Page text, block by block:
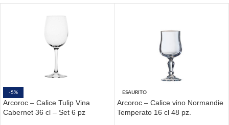
-5%
Arcoroc – Calice Tulip Vina
Cabernet 36 cl – Set 6 pz
ESAURITO
Arcoroc – Calice vino Normandie
Temperato 16 cl 48 pz.